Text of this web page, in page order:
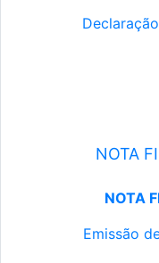
NOTA
NOTA
Emissão